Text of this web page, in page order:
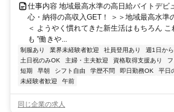
仕事内容 地域最高水準の高日給バイトデビ
心・納得の高収入GET！ ＞＞地域最高水準
＜ ようやく慣れてきた新生活はもちろん
も ”働きや...
制服あり 業界未経験者歓迎 社員登用あり 週1日か
土日祝のみOK
主婦・主夫歓迎 資格取得支援あり
短期
早朝 シフト自由 学歴不問 即日勤務OK 平日
未経験者歓迎
午前
同じ企業の求人